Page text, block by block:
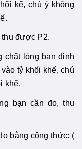
kế, chú ý không
được P2.
lỏng bạn định
tỷ khối khế, chú
khế.
bạn cần đo, thu
bằng công thức: (